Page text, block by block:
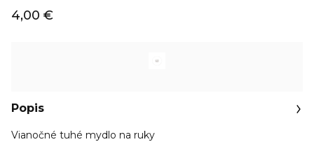
4,00 €
Popis
Vianočné tuhé mydlo na ruky